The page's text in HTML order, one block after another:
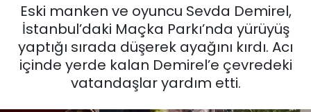
Eski manken ve oyuncu Sevda Demirel,
İstanbul’daki Maçka Parkı’nda yürüyüş
yaptığı sırada düşerek ayağını kırdı. Acı
içinde yerde kalan Demirel’e çevredeki
vatandaşlar yardım etti.
EKONOMİ
English News
Son Dakika Haberleri
Haber Arşivi